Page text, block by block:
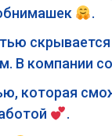
.
В компании
которая
.